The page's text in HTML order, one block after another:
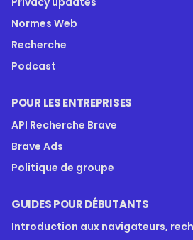
Normes Web
Recherche
Podcast
POUR LES ENTREPRISES
API Recherche Brave
Brave Ads
Politique de groupe
GUIDES POUR DÉBUTANTS
Introduction aux navigateurs,